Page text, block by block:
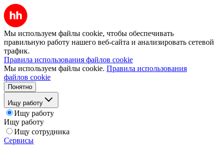
Мы используем файлы cookie, чтобы обеспечивать
правильную работу нашего веб-сайта и анализировать сетевой
трафик.
Правила использования файлов cookie
Мы используем файлы cookie. Правила использования
файлов cookie
Понятно
Ищу работу
Ищу работу
Ищу работу
Ищу сотрудника
Сервисы